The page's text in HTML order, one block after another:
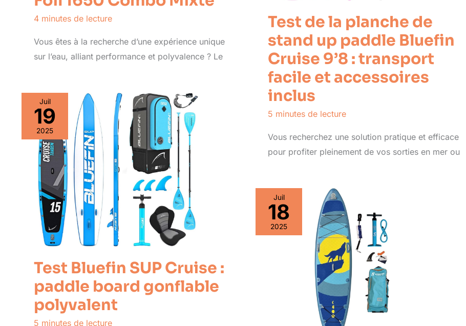
4 minutes de lecture
Vous êtes à la recherche d’une expérience unique
sur l’eau, alliant performance et polyvalence ? Le
Test de la planche de
stand up paddle Bluefin
Cruise 9’8 : transport
facile et accessoires
inclus
5 minutes de lecture
Vous recherchez une solution pratique et efficace
pour profiter pleinement de vos sorties en mer ou
Juil
19
2025
Test Bluefin SUP Cruise :
paddle board gonflable
polyvalent
5 minutes de lecture
Juil
18
2025